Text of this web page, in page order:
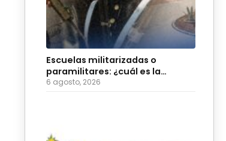
Escuelas militarizadas o
paramilitares: ¿cuál es la
diferencia?
6 agosto, 2026